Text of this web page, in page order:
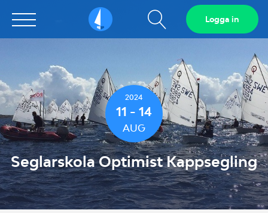
Sailarena Visa
sökfält
Logga in
2024
11 - 14
AUG
Seglarskola Optimist Kappsegling